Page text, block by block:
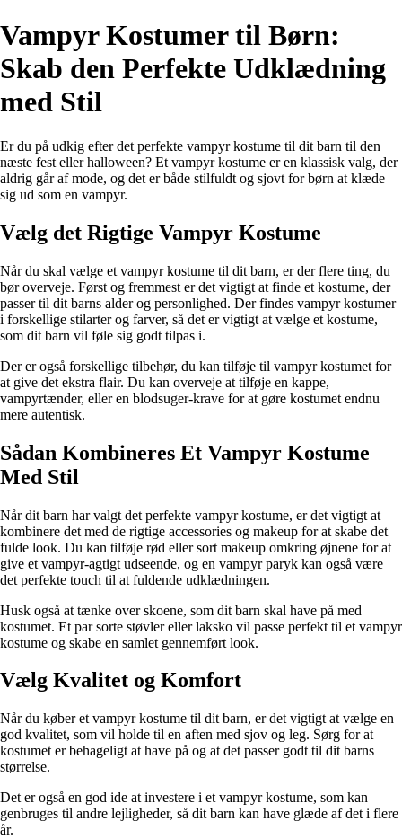
Vampyr Kostumer til Børn:
Skab den Perfekte Udklædning
med Stil
Er du på udkig efter det perfekte vampyr kostume til dit barn til den
næste fest eller halloween? Et vampyr kostume er en klassisk valg, der
aldrig går af mode, og det er både stilfuldt og sjovt for børn at klæde
sig ud som en vampyr.
Vælg det Rigtige Vampyr Kostume
Når du skal vælge et vampyr kostume til dit barn, er der flere ting, du
bør overveje. Først og fremmest er det vigtigt at finde et kostume, der
passer til dit barns alder og personlighed. Der findes vampyr kostumer
i forskellige stilarter og farver, så det er vigtigt at vælge et kostume,
som dit barn vil føle sig godt tilpas i.
Der er også forskellige tilbehør, du kan tilføje til vampyr kostumet for
at give det ekstra flair. Du kan overveje at tilføje en kappe,
vampyrtænder, eller en blodsuger-krave for at gøre kostumet endnu
mere autentisk.
Sådan Kombineres Et Vampyr Kostume
Med Stil
Når dit barn har valgt det perfekte vampyr kostume, er det vigtigt at
kombinere det med de rigtige accessories og makeup for at skabe det
fulde look. Du kan tilføje rød eller sort makeup omkring øjnene for at
give et vampyr-agtigt udseende, og en vampyr paryk kan også være
det perfekte touch til at fuldende udklædningen.
Husk også at tænke over skoene, som dit barn skal have på med
kostumet. Et par sorte støvler eller laksko vil passe perfekt til et vampyr
kostume og skabe en samlet gennemført look.
Vælg Kvalitet og Komfort
Når du køber et vampyr kostume til dit barn, er det vigtigt at vælge en
god kvalitet, som vil holde til en aften med sjov og leg. Sørg for at
kostumet er behageligt at have på og at det passer godt til dit barns
størrelse.
Det er også en god ide at investere i et vampyr kostume, som kan
genbruges til andre lejligheder, så dit barn kan have glæde af det i flere
år.